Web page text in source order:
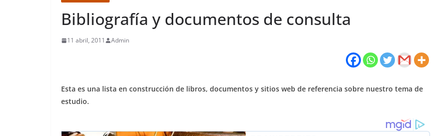
Bibliografía y documentos de consulta
11 abril, 2011 Admin
Esta es una lista en construcción de libros, documentos y sitios web de referencia sobre nuestro tema de
estudio.